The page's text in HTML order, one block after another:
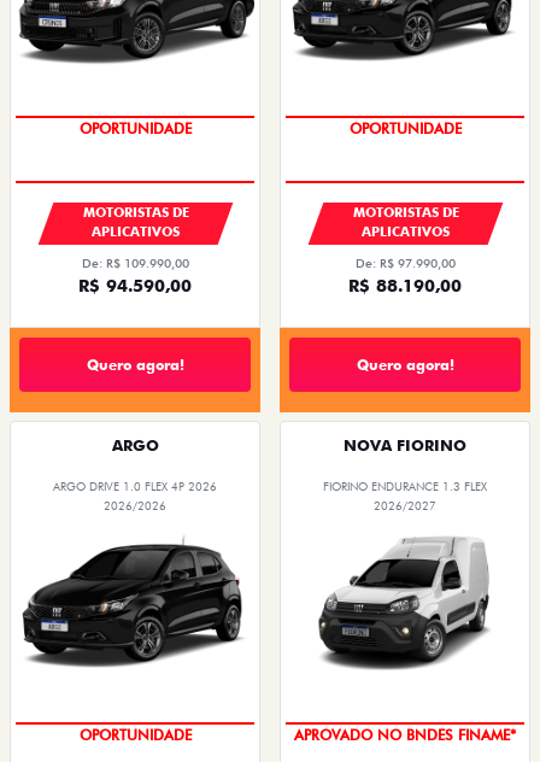
OPORTUNIDADE
MOTORISTAS DE
APLICATIVOS
De: R$ 109.990,00
R$ 94.590,00
Quero agora!
OPORTUNIDADE
MOTORISTAS DE
APLICATIVOS
De: R$ 97.990,00
R$ 88.190,00
Quero agora!
ARGO
ARGO DRIVE 1.0 FLEX 4P 2026
2026/2026
OPORTUNIDADE
NOVA FIORINO
FIORINO ENDURANCE 1.3 FLEX
2026/2027
APROVADO NO BNDES FINAME*